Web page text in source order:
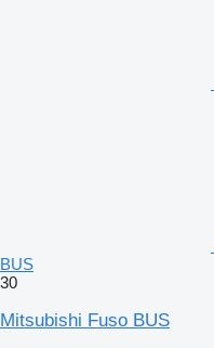
BUS
30
Mitsubishi Fuso BUS